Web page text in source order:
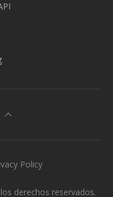
derechos reservados.
Policy